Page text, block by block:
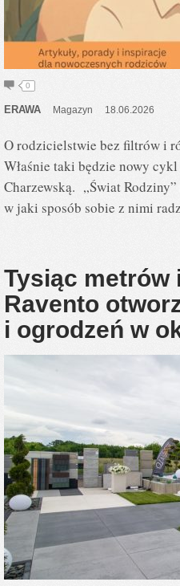
0
ERAWA Magazyn 18.06.2026
O rodzicielstwie bez filtrów i
Właśnie taki będzie nowy
Charzewską. „Świat
w jaki sposób sobie z nimi
Tysiąc metrów
Ravento
i ogrodzeń w